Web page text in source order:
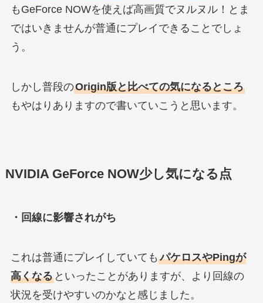
もGeForce NOWを使えば高画質でヌルヌル！とま
ではいきませんが普通にプレイできることでしょ
う。
しかし普段のOrigin版と比べての気になるところ
もやはりありますので書いていこうと思います。
NVIDIA GeForce NOW少し気になる点
・回線に影響されがち
これは普通にプレイしていても パケロスやPingが
高くなるといったことがありますが、より回線の
状況を受けやすいのかなと感じました。